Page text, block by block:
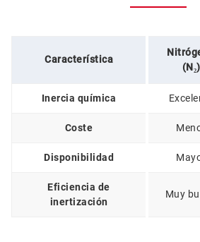
Característica
(N₂)
Inercia química
Coste
Disponibilidad
Eficiencia de
inertización
Muy